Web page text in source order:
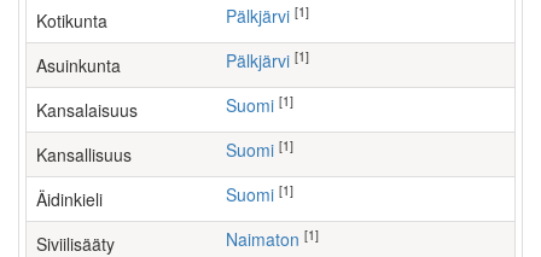
Kotikunta Pälkjärvi [1]
Asuinkunta Pälkjärvi [1]
Kansalaisuus Suomi [1]
Kansallisuus Suomi [1]
Äidinkieli Suomi [1]
Siviilisääty Naimaton [1]